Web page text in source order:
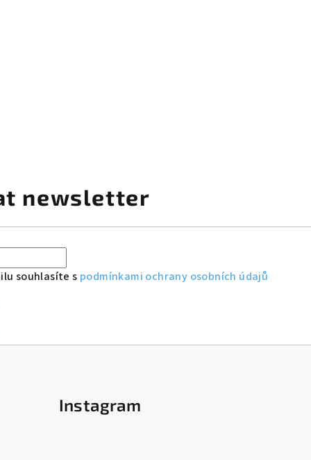
newsletter
souhlasíte s podmínkami ochrany osobních údajů
Instagram